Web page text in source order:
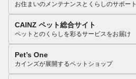
お住まいのメンテナンスとくらしのサポート
CAINZ ペット総合サイト
ペットとのくらしを彩るサービスをお届け
Pet’s One
カインズが展開するペットショップ